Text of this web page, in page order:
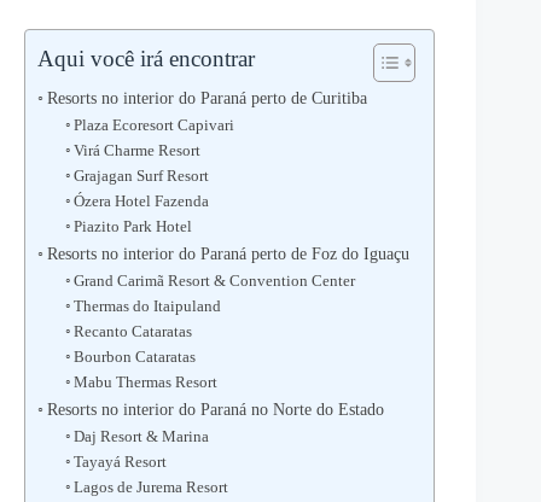
Aqui você irá encontrar
Resorts no interior do Paraná perto de Curitiba
Plaza Ecoresort Capivari
Virá Charme Resort
Grajagan Surf Resort
Ózera Hotel Fazenda
Piazito Park Hotel
Resorts no interior do Paraná perto de Foz do Iguaçu
Grand Carimã Resort & Convention Center
Thermas do Itaipuland
Recanto Cataratas
Bourbon Cataratas
Mabu Thermas Resort
Resorts no interior do Paraná no Norte do Estado
Daj Resort & Marina
Tayayá Resort
Lagos de Jurema Resort